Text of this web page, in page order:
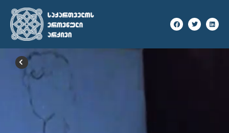
ᲣᲙᲐᲜ ᲓᲐᲑᲠᲣᲜᲔᲑᲐ